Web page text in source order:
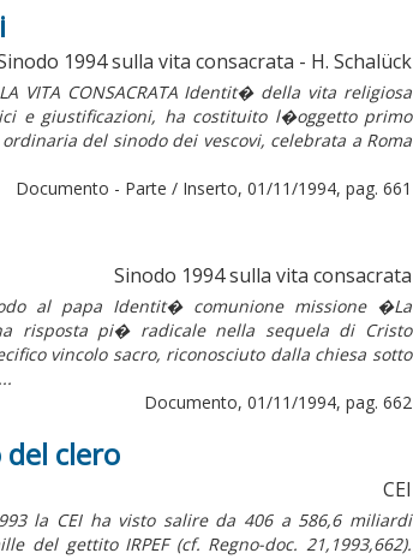
1994 sulla vita consacrata - H. Schalück
VITA CONSACRATA Identit� della vita religiosa
e giustificazioni, ha costituito l�oggetto primo
del sinodo dei vescovi, celebrata a Roma
Documento - Parte / Inserto, 01/11/1994, pag. 661
Sinodo 1994 sulla vita consacrata
al papa Identit� comunione missione �La
risposta pi� radicale nella sequela di Cristo
vincolo sacro, riconosciuto dalla chiesa sotto
Documento, 01/11/1994, pag. 662
clero
CEI
la CEI ha visto salire da 406 a 586,6 miliardi
gettito IRPEF (cf. Regno-doc. 21,1993,662).